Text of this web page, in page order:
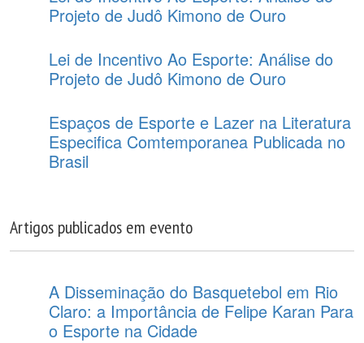
Projeto de Judô Kimono de Ouro
Lei de Incentivo Ao Esporte: Análise do
Projeto de Judô Kimono de Ouro
Espaços de Esporte e Lazer na Literatura
Especifica Comtemporanea Publicada no
Brasil
Artigos publicados em evento
A Disseminação do Basquetebol em Rio
Claro: a Importância de Felipe Karan Para
o Esporte na Cidade